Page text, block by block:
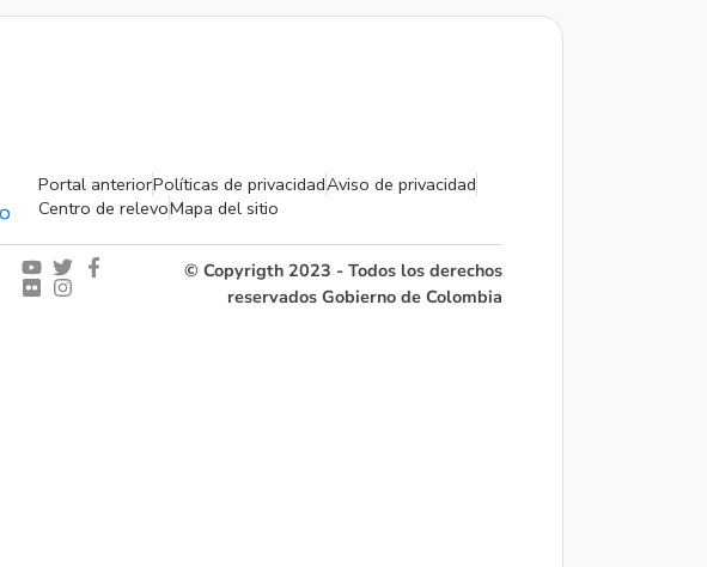
Portal anteriorPolíticas de privacidadAviso de privacidad
Centro de relevoMapa del sitio
© Copyrigth 2023 - Todos los derechos
reservados Gobierno de Colombia